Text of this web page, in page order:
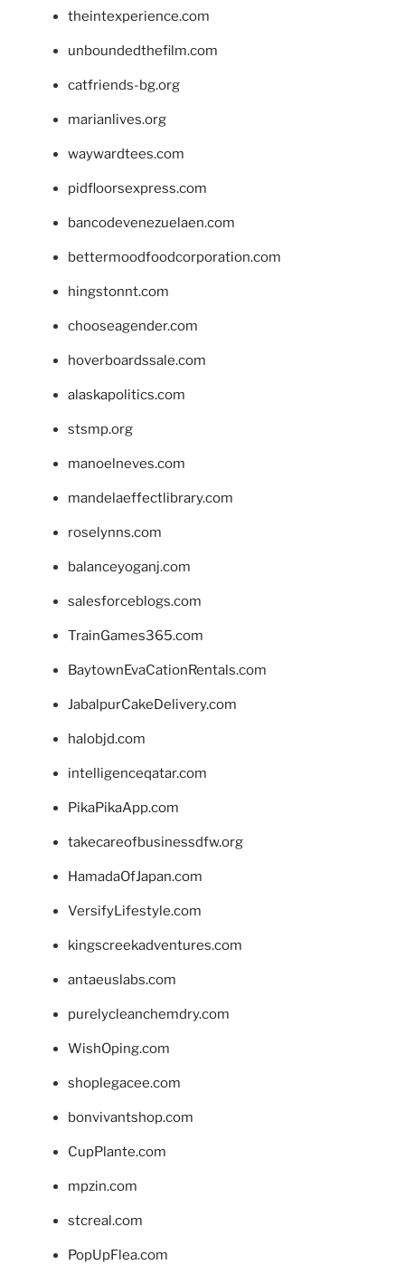
theintexperience.com
unboundedthefilm.com
catfriends-bg.org
marianlives.org
waywardtees.com
pidfloorsexpress.com
bancodevenezuelaen.com
bettermoodfoodcorporation.com
hingstonnt.com
chooseagender.com
hoverboardssale.com
alaskapolitics.com
stsmp.org
manoelneves.com
mandelaeffectlibrary.com
roselynns.com
balanceyoganj.com
salesforceblogs.com
TrainGames365.com
BaytownEvaCationRentals.com
JabalpurCakeDelivery.com
halobjd.com
intelligenceqatar.com
PikaPikaApp.com
takecareofbusinessdfw.org
HamadaOfJapan.com
VersifyLifestyle.com
kingscreekadventures.com
antaeuslabs.com
purelycleanchemdry.com
WishOping.com
shoplegacee.com
bonvivantshop.com
CupPlante.com
mpzin.com
stcreal.com
PopUpFlea.com